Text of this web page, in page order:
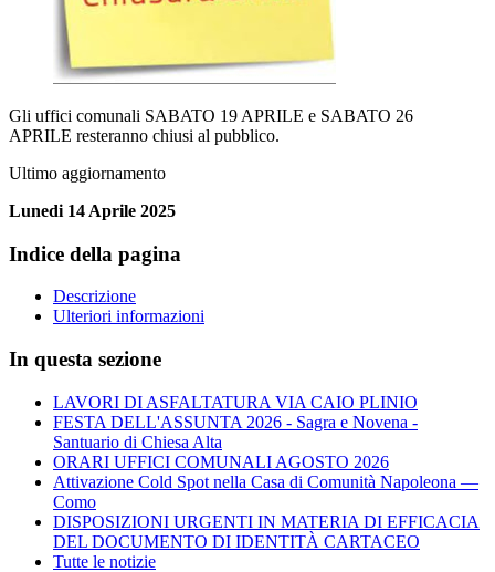
Gli uffici comunali SABATO 19 APRILE e SABATO 26
APRILE resteranno chiusi al pubblico.
Ultimo aggiornamento
Lunedi 14 Aprile 2025
Indice della pagina
Descrizione
Ulteriori informazioni
In questa sezione
LAVORI DI ASFALTATURA VIA CAIO PLINIO
FESTA DELL'ASSUNTA 2026 - Sagra e Novena -
Santuario di Chiesa Alta
ORARI UFFICI COMUNALI AGOSTO 2026
Attivazione Cold Spot nella Casa di Comunità Napoleona —
Como
DISPOSIZIONI URGENTI IN MATERIA DI EFFICACIA
DEL DOCUMENTO DI IDENTITÀ CARTACEO
Tutte le notizie